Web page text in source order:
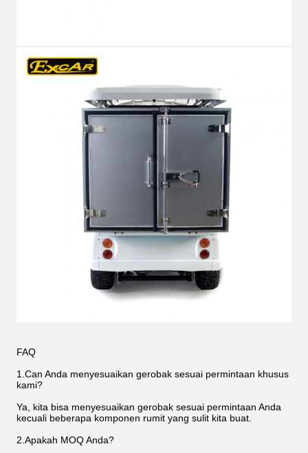
FAQ
1.Can Anda menyesuaikan gerobak sesuai permintaan khusus
kami?
Ya, kita bisa menyesuaikan gerobak sesuai permintaan Anda
kecuali beberapa komponen rumit yang sulit kita buat.
2.Apakah MOQ Anda?